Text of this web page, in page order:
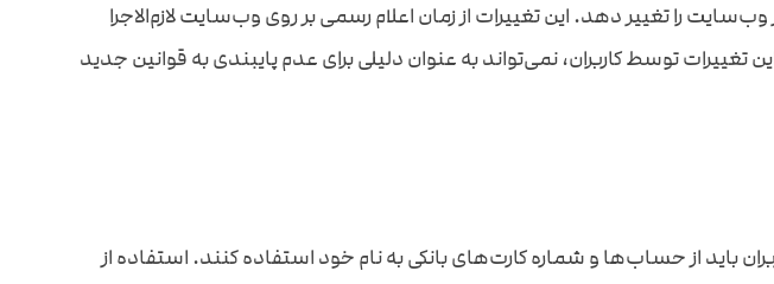
را تغییر دهد. این تغییرات از زمان اعلام رسمی بر روی وب‌سایت لازم‌الاجرا
توسط کاربران، نمی‌تواند به عنوان دلیلی برای عدم پایبندی به قوانین جدید
باید از حساب‌ها و شماره کارت‌های بانکی به نام خود استفاده کنند. استفاده از